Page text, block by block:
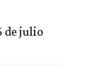
de julio